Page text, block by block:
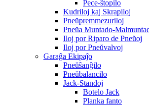
Pece-ŝtopilo
Kudriloj kaj Skrapiloj
Pneŭpremmezuriloj
Pneŭa Muntado-
Iloj por Riparo de Pneŭoj
Iloj por Pneŭvalvoj
Garaĝa Ekipaĵo
Pneŭŝanĝilo
Pneŭbalancilo
Jack-Standoj
Botelo Jack
Planka fanto